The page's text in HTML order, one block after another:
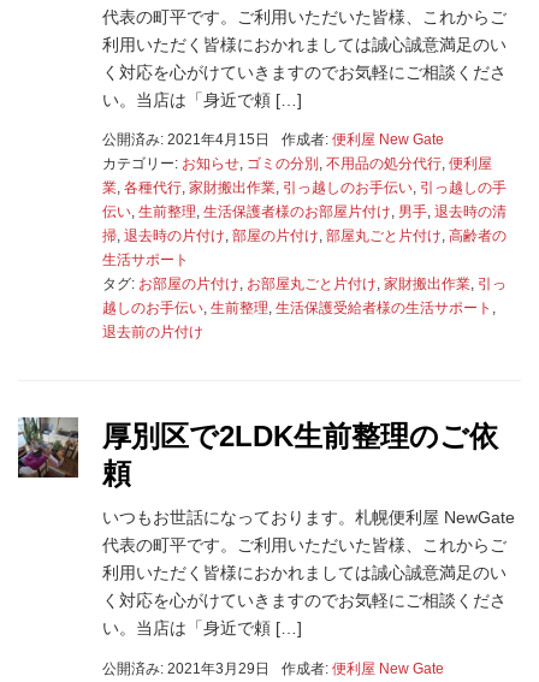
代表の町平です。ご利用いただいた皆様、これからご
利用いただく皆様におかれましては誠心誠意満足のい
く対応を心がけていきますのでお気軽にご相談くださ
い。当店は「身近で頼 […]
公開済み: 2021年4月15日 作成者: 便利屋 New Gate
カテゴリー: お知らせ, ゴミの分別 , 不用品の処分代行, 便利屋
業, 各種代行, 家財搬出作業, 引っ越しのお手伝い, 引っ越しの手
伝い, 生前整理, 生活保護者様のお部屋片付け, 男手, 退去時の清
掃, 退去時の片付け, 部屋の片付け, 部屋丸ごと片付け, 高齢者の
生活サポート
タグ: お部屋の片付け, お部屋丸ごと片付け, 家財搬出作業, 引っ
越しのお手伝い, 生前整理, 生活保護受給者様の生活サポート ,
退去前の片付け
厚別区で2LDK生前整理のご依
頼
いつもお世話になっております。札幌便利屋 NewGate
代表の町平です。ご利用いただいた皆様、これからご
利用いただく皆様におかれましては誠心誠意満足のい
く対応を心がけていきますのでお気軽にご相談くださ
い。当店は「身近で頼 […]
公開済み: 2021年3月29日 作成者: 便利屋 New Gate